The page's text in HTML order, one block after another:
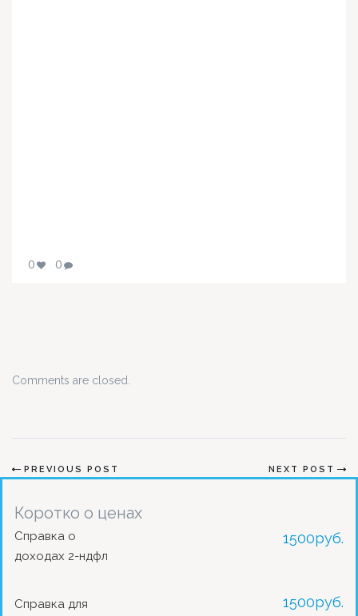
0 0
Comments are closed.
PREVIOUS POST NEXT POST
Коротко о ценах
Справка о
доходах 2-ндфл
Справка для
1500руб.
1500руб.